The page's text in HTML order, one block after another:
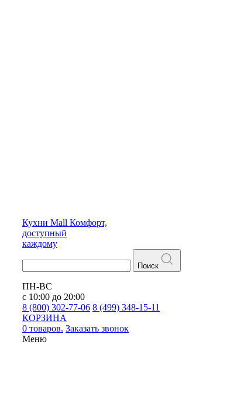
Кухни Mall Комфорт,
доступный
каждому
Поиск
ПН-ВС
с 10:00 до 20:00
8 (800) 302-77-06 8 (499) 348-15-11
КОРЗИНА
0 товаров. Заказать звонок
Меню